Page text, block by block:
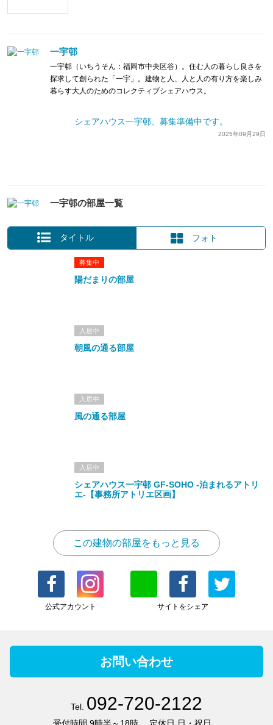
一宇邨
一宇邨（いちうそん：福岡市中央区谷）。住む人の暮らし良さを
探求して創られた「一宇」。建物と人、人と人の有り方を楽しみ
暮らす大人のためのコレクティブシェアハウス。
シェアハウス一宇邨、募集準備中です。
2025年09月29日
一宇邨の部屋一覧
タイトル フォト
募集中
陽だまりの部屋
入居中
朝風の通る部屋
入居中
風の通る部屋
入居中
シェアハウス一宇邨 GF-SOHO -泊まれるアトリ
エ-【事務所アトリエ区画】
この建物の部屋をもっと見る
公式アカウント サイトをシェア
お問い合わせ
Tel. 092-720-2122
受付時間 9時半～18時 定休日 日・祝日